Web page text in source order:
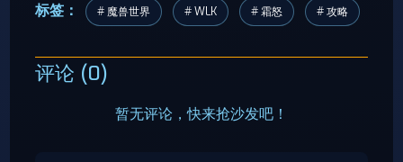
标签： # 魔兽世界 # WLK # 霜怒 # 攻略
评论 (0)
暂无评论，快来抢沙发吧！